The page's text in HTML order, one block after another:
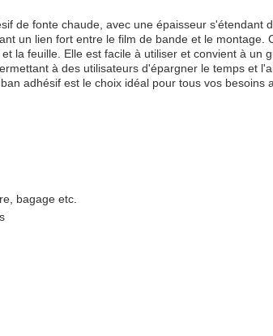
de fonte chaude, avec une épaisseur s'étendant
un lien fort entre le film de bande et le montage.
la feuille. Elle est facile à utiliser et convient à un
à des utilisateurs d'épargner le temps et
adhésif est le choix idéal pour tous vos besoins
bagage etc.